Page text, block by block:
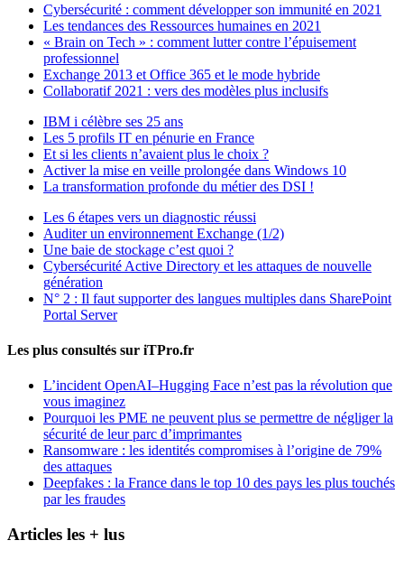
Cybersécurité : comment développer son immunité en 2021
Les tendances des Ressources humaines en 2021
« Brain on Tech » : comment lutter contre l’épuisement
professionnel
Exchange 2013 et Office 365 et le mode hybride
Collaboratif 2021 : vers des modèles plus inclusifs
IBM i célèbre ses 25 ans
Les 5 profils IT en pénurie en France
Et si les clients n’avaient plus le choix ?
Activer la mise en veille prolongée dans Windows 10
La transformation profonde du métier des DSI !
Les 6 étapes vers un diagnostic réussi
Auditer un environnement Exchange (1/2)
Une baie de stockage c’est quoi ?
Cybersécurité Active Directory et les attaques de nouvelle
génération
N° 2 : Il faut supporter des langues multiples dans SharePoint
Portal Server
Les plus consultés sur iTPro.fr
L’incident OpenAI–Hugging Face n’est pas la révolution que
vous imaginez
Pourquoi les PME ne peuvent plus se permettre de négliger la
sécurité de leur parc d’imprimantes
Ransomware : les identités compromises à l’origine de 79%
des attaques
Deepfakes : la France dans le top 10 des pays les plus touchés
par les fraudes
Articles les + lus